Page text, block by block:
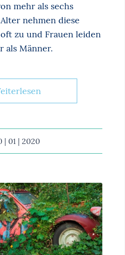
mehr als sechs
nehmen diese
zu und Frauen leiden
als Männer.
| 01 | 2020